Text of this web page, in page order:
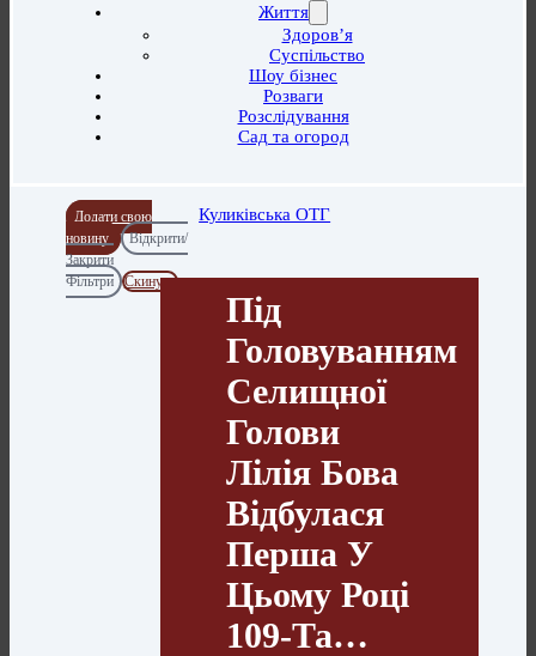
Життя
Здоров’я
Суспільство
Шоу бізнес
Розваги
Розслідування
Сад та огород
Додати свою
новину
Відкрити/
Закрити
Фільтри
Скинути
Куликівська ОТГ
Під
Головуванням
Селищної
Голови
Лілія Бова
Відбулася
Перша У
Цьому Році
109-Та…